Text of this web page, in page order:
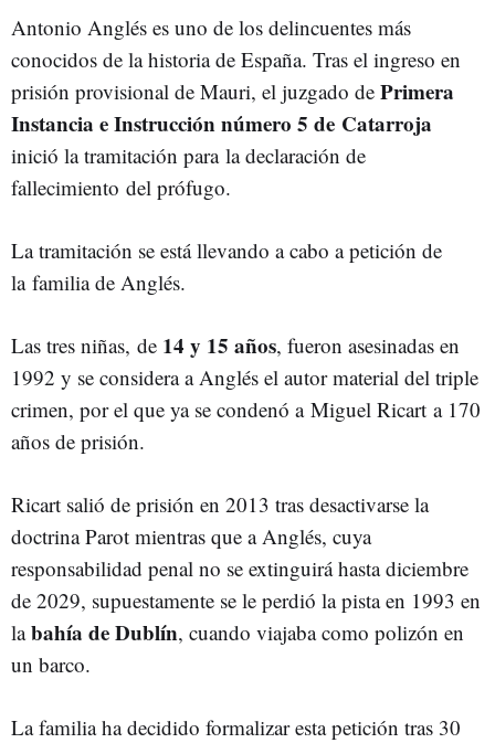
Antonio Anglés es uno de los delincuentes más
conocidos de la historia de España. Tras el ingreso en
prisión provisional de Mauri, el juzgado de Primera
Instancia e Instrucción número 5 de Catarroja
inició la tramitación para la declaración de
fallecimiento del prófugo.
La tramitación se está llevando a cabo a petición de
la familia de Anglés.
Las tres niñas, de 14 y 15 años, fueron asesinadas en
1992 y se considera a Anglés el autor material del triple
crimen, por el que ya se condenó a Miguel Ricart a 170
años de prisión.
Ricart salió de prisión en 2013 tras desactivarse la
doctrina Parot mientras que a Anglés, cuya
responsabilidad penal no se extinguirá hasta diciembre
de 2029, supuestamente se le perdió la pista en 1993 en
labahía de Dublín, cuando viajaba como polizón en
un barco.
La familia ha decidido formalizar esta petición tras 30